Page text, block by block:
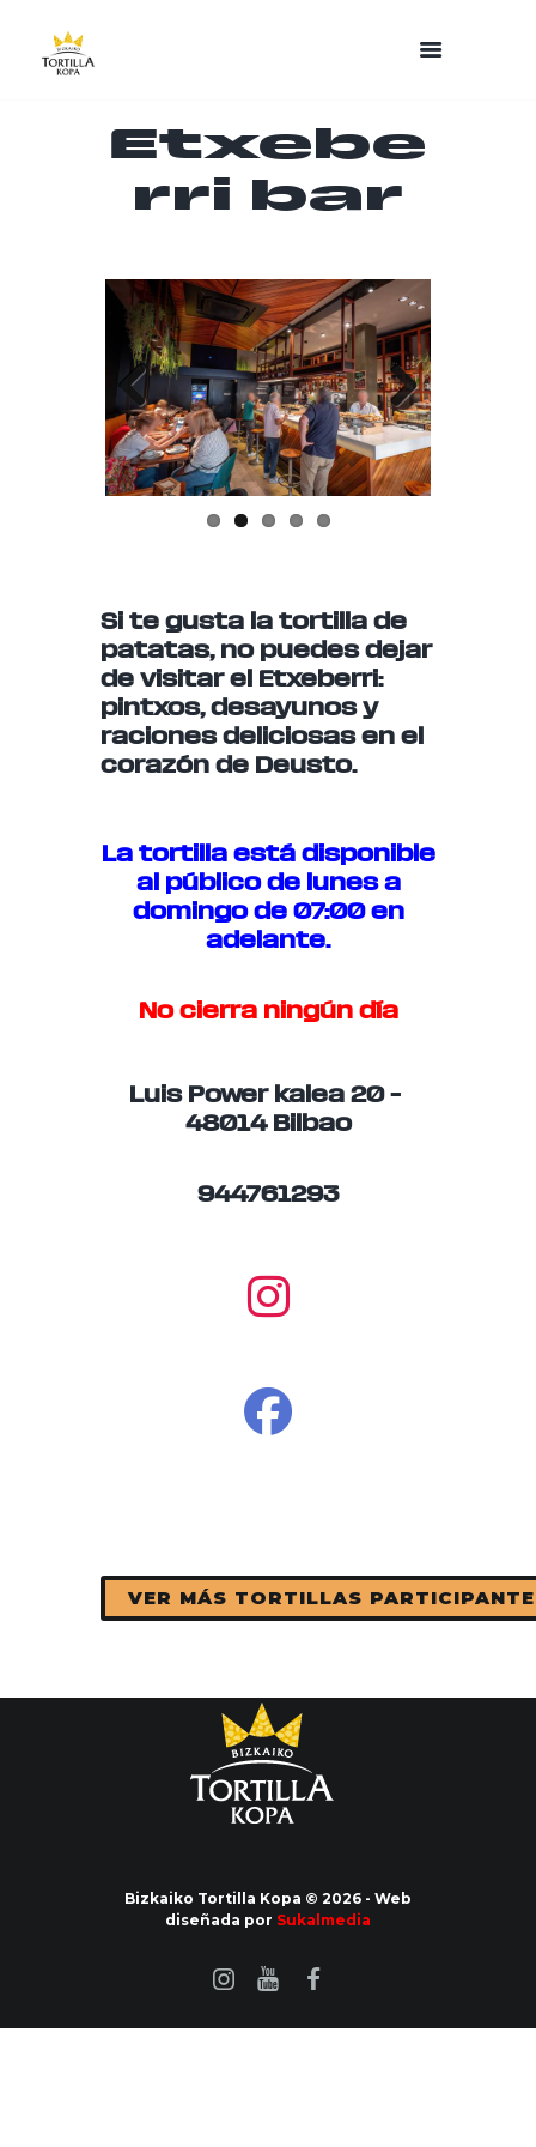
Etxebe
rri bar
Previo
us
Next
Si te gusta la tortilla de
patatas, no puedes dejar
de visitar el Etxeberri:
pintxos, desayunos y
raciones deliciosas en el
corazón de Deusto.
La tortilla está disponible
al público de lunes a
domingo de 07:00 en
adelante.
No cierra ningún día
Luis Power kalea 20 –
48014 Bilbao
944761293
VER MÁS TORTILLAS
Bizkaiko Tortilla Kopa © 2026 - Web
diseñada por Sukalmedia